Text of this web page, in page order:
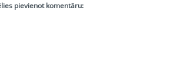
Irēne
pievienot komentāru: